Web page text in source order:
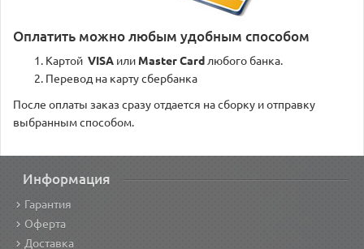
Оплатить можно любым удобным способом
Картой VISA или Master Card любого банка.
Перевод на карту сбербанка
После оплаты заказ сразу отдается на сборку и отправку
выбранным способом.
Информация
Гарантия
Оферта
Доставка